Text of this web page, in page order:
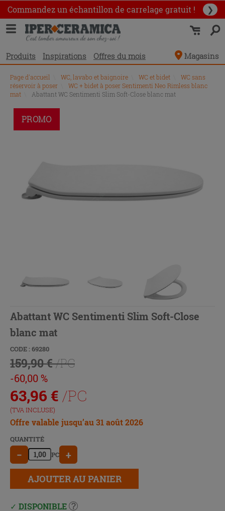
Commandez un échantillon de carrelage gratuit ! ❯
Produits Inspirations Offres du mois Magasins
Page d'accueil WC, lavabo et baignoire WC et bidet
WC sans
réservoir à poser
WC + bidet à poser Sentimenti Neo Rimless blanc
mat
Abattant WC Sentimenti Slim Soft-Close blanc mat
PROMO
Abattant WC Sentimenti Slim Soft-Close
blanc mat
CODE : 69280
159,90 €/PC
-60,00 %
63,96 € /PC
(TVA INCLUSE)
Offre valable jusqu’au 31 août 2026
QUANTITÉ
− PC +
AJOUTER AU PANIER
DISPONIBLE